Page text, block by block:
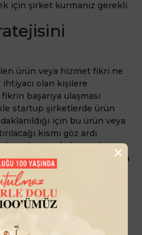
için şirket kurmanız gerekli.
ürün veya hizmet fikri ne
olan kişilere
başarıya ulaşması
startup şirketlerde ürün
için bu ürün veya
kısmı göz ardı
karşıya kalmamak için
çalışmaları çıkarmanızda
Takip Edin
odaklıdır. Çünkü
ürün veya hizmet